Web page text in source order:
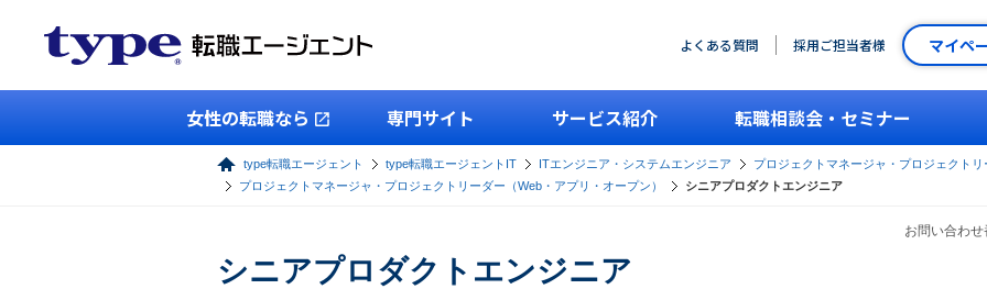
よくある質問 採用ご担当者様 マイペ
女性の転職なら 専門サイト サービス紹介 転職相談会・セミナー
type転職エージェント type転職エージェントIT ITエンジニア・システムエンジニア
プロジェクトマネージャ・プロジェクトリ
プロジェクトマネージャ・プロジェクトリーダー（Web・アプリ・オープン）
シニアプロダクトエンジニア
お問い合わ
シニアプロダクトエンジニア